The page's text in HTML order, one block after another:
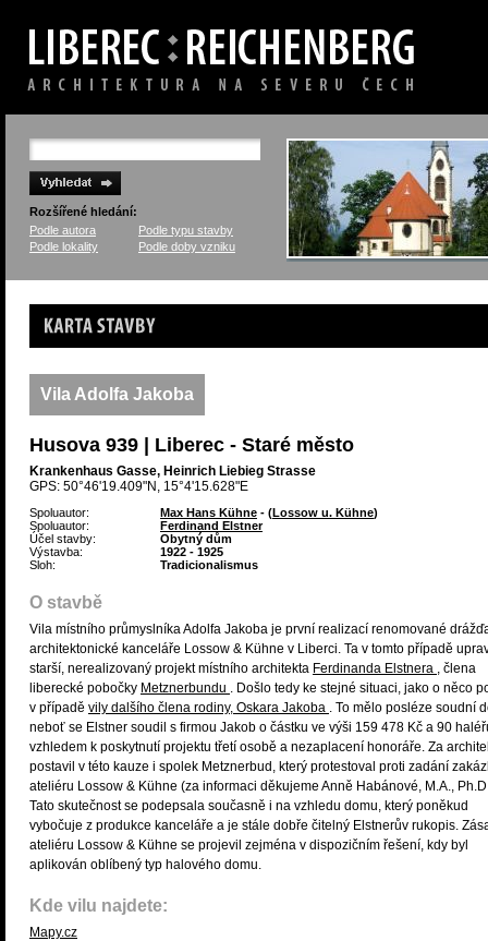
Rozšířené hledání:
Podle autora
Podle typu stavby
Podle lokality
Podle doby vzniku
Karta stavby
Vila Adolfa Jakoba
Husova 939 | Liberec - Staré město
Krankenhaus Gasse, Heinrich Liebieg Strasse
GPS: 50°46'19.409"N, 15°4'15.628"E
Spoluautor: Max Hans Kühne - (Lossow u. Kühne)
Spoluautor:
Ferdinand Elstner
Účel stavby:
Obytný dům
Výstavba:
1922 - 1925
Sloh:
Tradicionalismus
O stavbě
Vila místního průmyslníka Adolfa Jakoba je první realizací renomované
architektonické kanceláře Lossow & Kühne v Liberci. Ta v tomto případě
starší, nerealizovaný projekt místního architekta Ferdinanda Elstnera , člena
liberecké pobočky Metznerbundu . Došlo tedy ke stejné situaci, jako o něco
v případě vily dalšího člena rodiny, Oskara Jakoba . To mělo posléze soudní
neboť se Elstner soudil s firmou Jakob o částku ve výši 159 478 Kč a 90
vzhledem k poskytnutí projektu třetí osobě a nezaplacení honoráře. Za
postavil v této kauze i spolek Metznerbud, který protestoval proti zadání
ateliéru Lossow & Kühne (za informaci děkujeme Anně Habánové, M.A.,
Tato skutečnost se podepsala současně i na vzhledu domu, který poněkud
vybočuje z produkce kanceláře a je stále dobře čitelný Elstnerův rukopis.
ateliéru Lossow & Kühne se projevil zejména v dispozičním řešení, kdy byl
aplikován oblíbený typ halového domu.
Kde vilu najdete:
Mapy.cz